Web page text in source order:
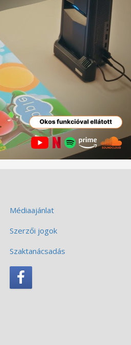
Médiaajánlat
Szerzői jogok
Szaktanácsadás